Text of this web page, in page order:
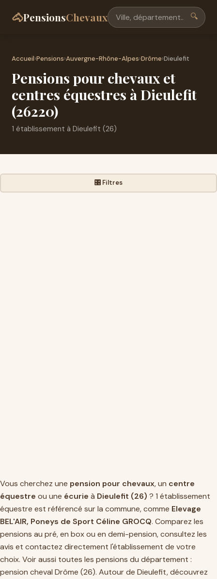
🐴PensionsChevaux 🔍
Accueil›Pensions›Auvergne-Rhône-Alpes›Drôme›Dieulefit
Pensions pour chevaux et
centres équestres à Dieulefit
(26220)
1 établissement à Dieulefit (26)
🎛️ Filtres
Vous cherchez une pension pour chevaux, un centre
équestre ou une écurie à Dieulefit (26) ? 1 établissement
équestre est référencé sur la commune, comme Elevage
BEL'AIR, Poneys de Sport Céline GROCQ. Comparez les
pensions au pré, en box ou en demi-pension, consultez les
avis et contactez directement l'établissement de votre
choix. Voir aussi toutes les pensions du département :
pension cheval Drôme (26). Autour de Dieulefit, découvrez